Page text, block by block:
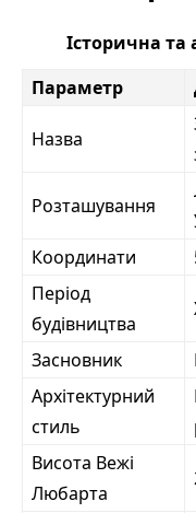
Історична та
Параметр
Назва
Розташування
Координати
Період
будівництва
Засновник
Архітектурний
стиль
Висота Вежі
Любарта